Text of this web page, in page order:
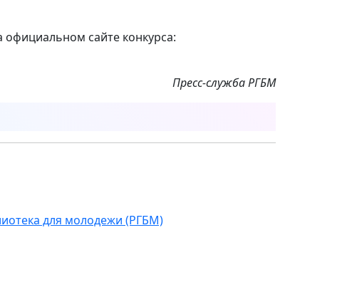
официальном сайте конкурса:
Пресс-служба РГБМ
для молодежи (РГБМ)